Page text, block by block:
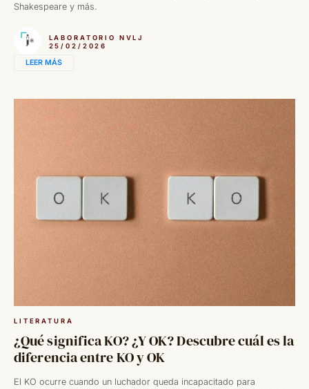
Shakespeare y más.
LABORATORIO NVLJ
25/02/2026
LEER MÁS
LITERATURA
¿Qué significa KO? ¿Y OK? Descubre cuál es la
diferencia entre KO y OK
El KO ocurre cuando un luchador queda incapacitado para